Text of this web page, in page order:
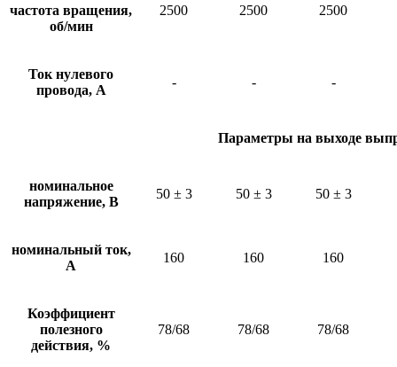
частота вращения,
об/мин
2500 2500 2500
Ток нулевого
провода, А
- - -
Параметры на выходе
номинальное
напряжение, В
50 ± 3 50 ± 3 50 ± 3
номинальный ток,
А
160 160 160
Коэффициент
полезного
действия, %
78/68 78/68 78/68